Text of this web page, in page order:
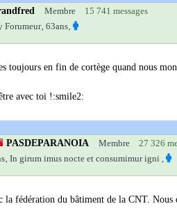
Membre
15 741 messages
Forumeur‚ 63ans‚
toujours en fin de cortège quand nous
avec toi !:smile2:
PASDEPARANOIA Membre
27 326
In girum imus nocte et consumimur igni ,
la fédération du bâtiment de la CNT. Nous